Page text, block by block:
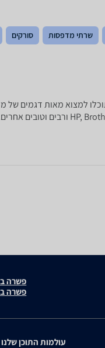
שרתי מדפסות סורקים
פשרה
פשרה
עולמות התוכן שלנו